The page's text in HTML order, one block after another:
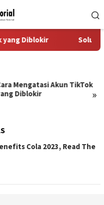
yang Diblokir Solusi
»
Mengatasi Akun TikTok
Diblokir
Cola 2023, Read The